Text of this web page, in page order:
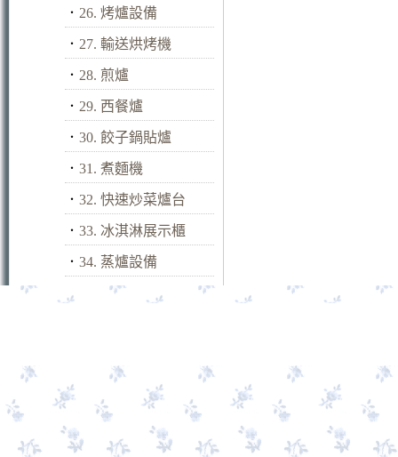
． 26. 烤爐設備
． 27. 輸送烘烤機
． 28. 煎爐
． 29. 西餐爐
． 30. 餃子鍋貼爐
． 31. 煮麵機
． 32. 快速炒菜爐台
． 33. 冰淇淋展示櫃
． 34. 蒸爐設備